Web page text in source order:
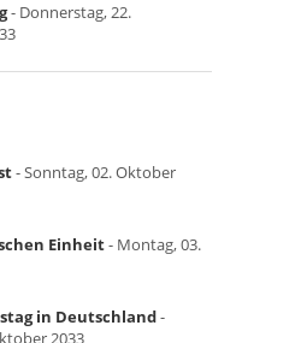
- Donnerstag, 22.
- Sonntag, 02. Oktober
Einheit- Montag, 03.
in Deutschland-
2033